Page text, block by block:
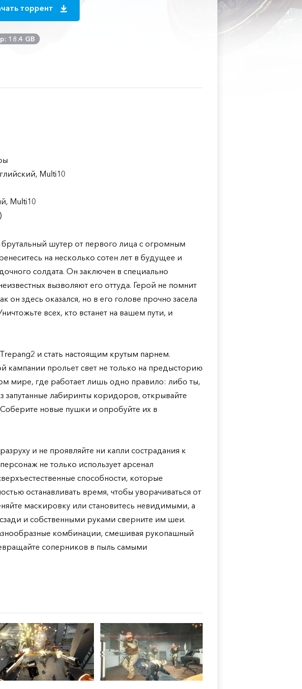
торрент
18.4 GB
Multi10
Multi10
шутер от первого лица с огромным
на несколько сотен лет в будущее и
солдата. Он заключен в специально
вызволяют его оттуда. Герой не помнит
он здесь оказался, но в его голове прочно засела
всех, кто встанет на вашем пути, и
и стать настоящим крутым парнем.
кампании прольет свет не только на предысторию
мире, где работает лишь одно правило: либо ты,
запутанные лабиринты коридоров, открывайте
новые пушки и опробуйте их в
и не проявляйте ни капли сострадания к
не только использует арсенал
способности, которые
останавливать время, чтобы уворачиваться от
маскировку или становитесь невидимыми, а
и собственными руками сверните им шеи.
комбинации, смешивая рукопашный
соперников в пыль самыми